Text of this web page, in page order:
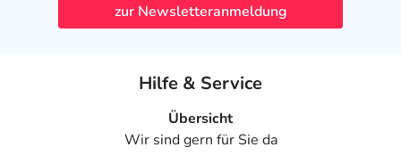
zur Newsletteranmeldung
Hilfe & Service
Übersicht
Wir sind gern für Sie da